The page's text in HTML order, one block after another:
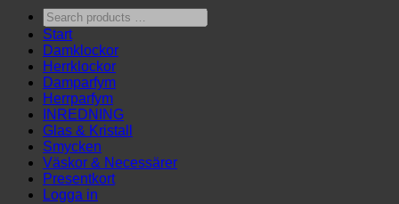
Search
products
…
Start
Damklockor
Herrklockor
Damparfym
Herrparfym
INREDNING
Glas & Kristall
Smycken
Väskor & Necessärer
Presentkort
Logga in